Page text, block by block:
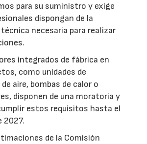
para su suministro y exige
dispongan de la
necesaria para realizar
integrados de fábrica en
como unidades de
aire, bombas de calor o
disponen de una moratoria y
estos requisitos hasta el
2027.
de la Comisión